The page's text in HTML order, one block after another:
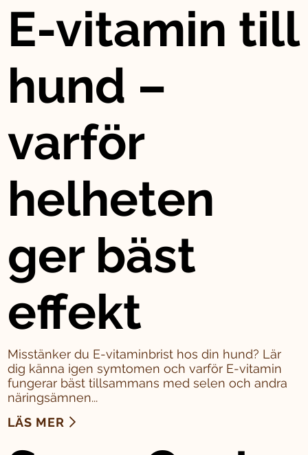
E-vitamin till
hund –
varför
helheten
ger bäst
effekt
Misstänker du E-vitaminbrist hos din hund? Lär
dig känna igen symtomen och varför E-vitamin
fungerar bäst tillsammans med selen och andra
näringsämnen...
LÄS MER